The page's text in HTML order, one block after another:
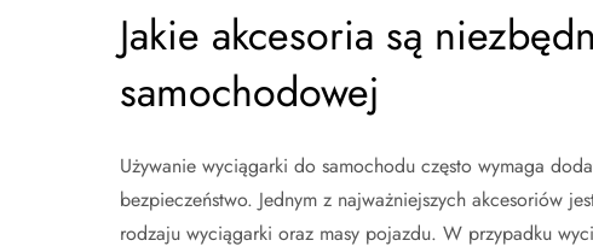
Jakie akcesoria są
samochodowej
Używanie wyciągarki do samochodu często wymaga
bezpieczeństwo. Jednym z najważniejszych akcesoriów
rodzaju wyciągarki oraz masy pojazdu. W przypadku